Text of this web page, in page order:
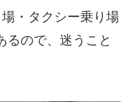
・タクシー乗り場
るので、迷うこと